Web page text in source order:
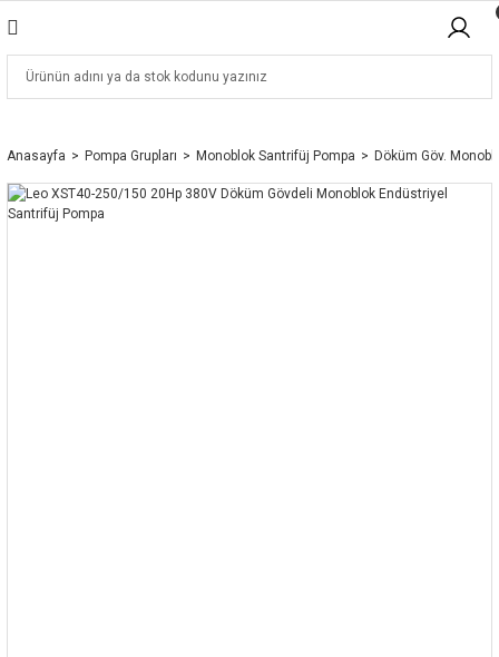
Anasayfa Pompa Grupları Monoblok Santrifüj Pompa Döküm Göv.